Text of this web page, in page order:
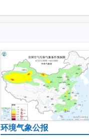
环境气象公报